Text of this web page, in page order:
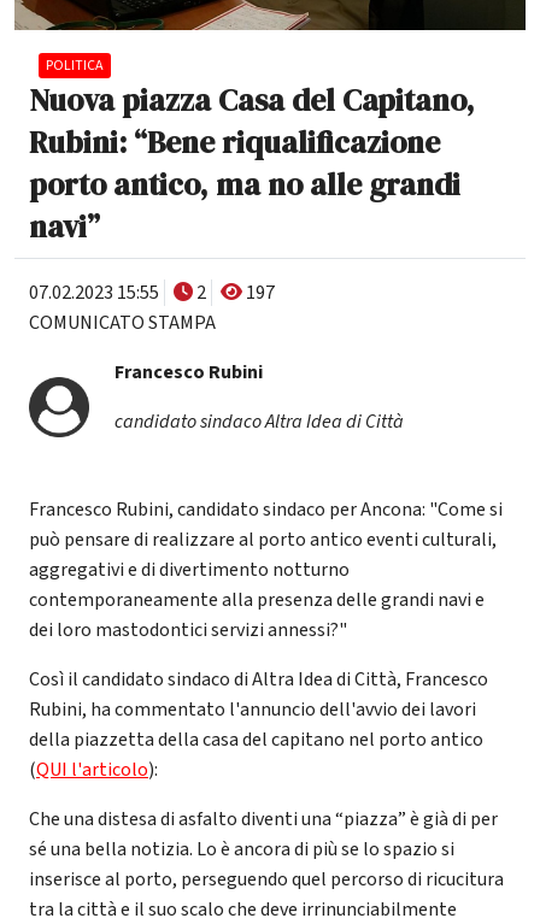
POLITICA
Nuova piazza Casa del Capitano,
Rubini: “Bene riqualificazione
porto antico, ma no alle grandi
navi”
07.02.2023 15:55 2
197
COMUNICATO STAMPA
Francesco Rubini
candidato sindaco Altra Idea di Città
Francesco Rubini, candidato sindaco per Ancona: "Come si
può pensare di realizzare al porto antico eventi culturali,
aggregativi e di divertimento notturno
contemporaneamente alla presenza delle grandi navi e
dei loro mastodontici servizi annessi?"
Così il candidato sindaco di Altra Idea di Città, Francesco
Rubini, ha commentato l'annuncio dell'avvio dei lavori
della piazzetta della casa del capitano nel porto antico
(QUI l'articolo):
Che una distesa di asfalto diventi una “piazza” è già di per
sé una bella notizia. Lo è ancora di più se lo spazio si
inserisce al porto, perseguendo quel percorso di ricucitura
tra la città e il suo scalo che deve irrinunciabilmente